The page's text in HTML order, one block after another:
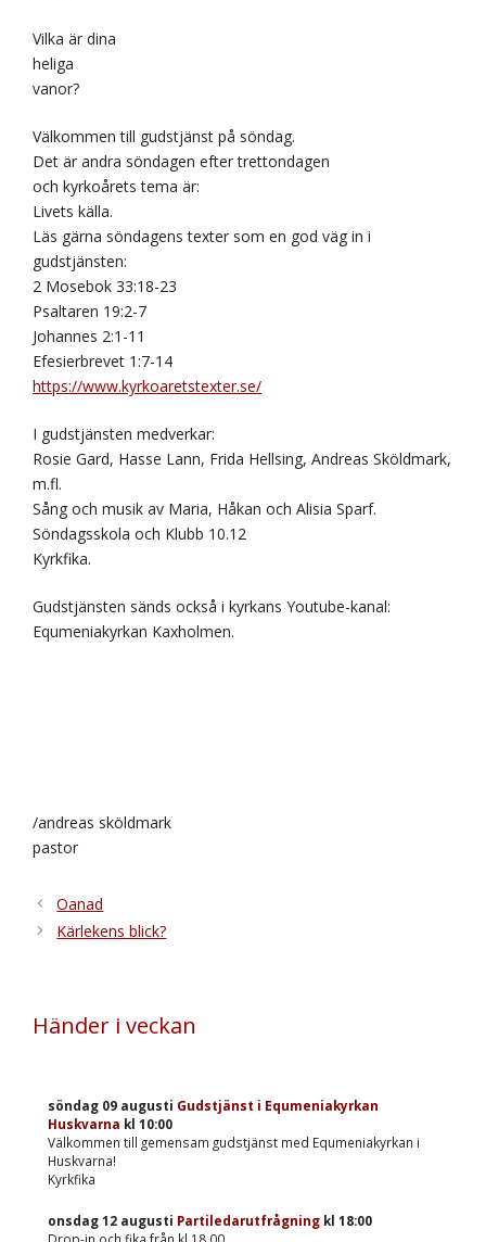
Vilka är dina
heliga
vanor?
Välkommen till gudstjänst på söndag.
Det är andra söndagen efter trettondagen
och kyrkoårets tema är:
Livets källa.
Läs gärna söndagens texter som en god väg in i
gudstjänsten:
2 Mosebok 33:18-23
Psaltaren 19:2-7
Johannes 2:1-11
Efesierbrevet 1:7-14
https://www.kyrkoaretstexter.se/
I gudstjänsten medverkar:
Rosie Gard, Hasse Lann, Frida Hellsing, Andreas Sköldmark,
m.fl.
Sång och musik av Maria, Håkan och Alisia Sparf.
Söndagsskola och Klubb 10.12
Kyrkfika.
Gudstjänsten sänds också i kyrkans Youtube-kanal:
Equmeniakyrkan Kaxholmen.
/andreas sköldmark
pastor
Oanad
Kärlekens blick?
Händer i veckan
söndag 09 augusti Gudstjänst i Equmeniakyrkan
Huskvarna kl 10:00
Välkommen till gemensam gudstjänst med Equmeniakyrkan i
Huskvarna!
Kyrkfika
onsdag 12 augusti Partiledarutfrågning kl 18:00